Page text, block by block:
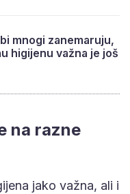
mnogi zanemaruju,
higijenu važna je još
na razne
jako važna, ali i